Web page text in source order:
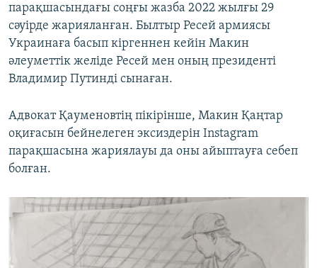
парақшасындағы соңғы жазба 2022 жылғы 29
сәуірде жарияланған. Былтыр Ресей армиясы
Украинаға басып кіргеннен кейін Макин
әлеуметтік желіде Ресей мен оның президенті
Владимир Путинді сынаған.
Адвокат Қауменовтің пікірінше, Макин Қаңтар
оқиғасын бейнелеген эксиздерін Instagram
парақшасына жариялауы да оны айыптауға себеп
болған.